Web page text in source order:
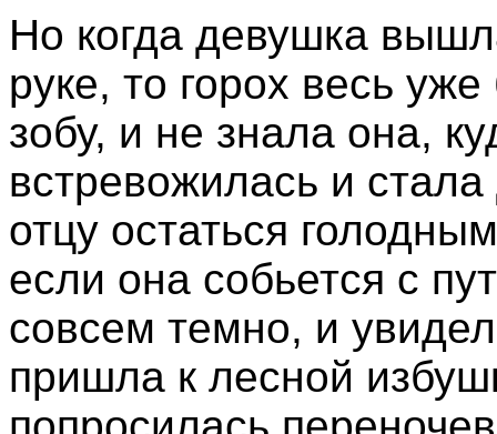
Но когда девушка
руке, то горох весь
зобу, и не знала она,
встревожилась и
отцу остаться
если она собьется с
совсем темно, и
пришла к лесной